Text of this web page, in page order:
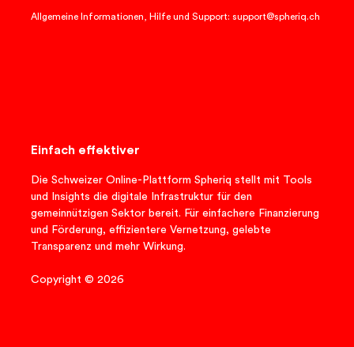
Allgemeine Informationen, Hilfe und Support: support@spheriq.ch
Einfach effektiver
Die Schweizer Online-Plattform Spheriq stellt mit Tools
und Insights die digitale Infrastruktur für den
gemeinnützigen Sektor bereit. Für einfachere Finanzierung
und Förderung, effizientere Vernetzung, gelebte
Transparenz und mehr Wirkung.
Copyright © 2026